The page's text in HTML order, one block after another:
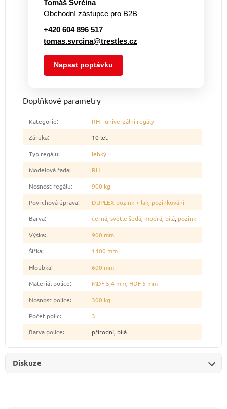
Tomáš Svrčina
Obchodní zástupce pro B2B
+420 604 896 517
tomas.svrcina@trestles.cz
Napsat poptávku
Doplňkové parametry
Kategorie:
RH - univerzální regály
Záruka:
10 let
Typ regálu:
lehký
Modelová řada:
RH
Nosnost regálu:
900 kg
Povrchová úprava: DUPLEX pozink + lak, pozinkování
Barva: černá, světle šedá, modrá, bílá, pozink
Výška:
900 mm
Šířka:
1400 mm
Hloubka:
600 mm
Materiál police: MDF 5,4 mm, HDF 5 mm
Nosnost police:
300 kg
Počet polic:
3
Barva police: přírodní, bílá
Diskuze